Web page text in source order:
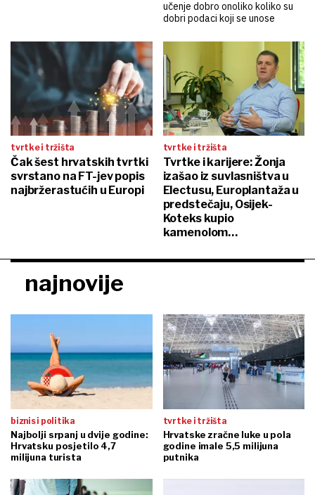
učenje dobro onoliko koliko su
dobri podaci koji se unose
tvrtke i tržišta
Čak šest hrvatskih tvrtki
svrstano na FT-jev popis
najbržerastućih u Europi
tvrtke i tržišta
Tvrtke i karijere: Žonja
izašao iz suvlasništva u
Electusu, Europlantaža u
predstečaju, Osijek-
Koteks kupio
kamenolom…
najnovije
biznis i politika
Najbolji srpanj u dvije godine:
Hrvatsku posjetilo 4,7
milijuna turista
tvrtke i tržišta
Hrvatske zračne luke u pola
godine imale 5,5 milijuna
putnika